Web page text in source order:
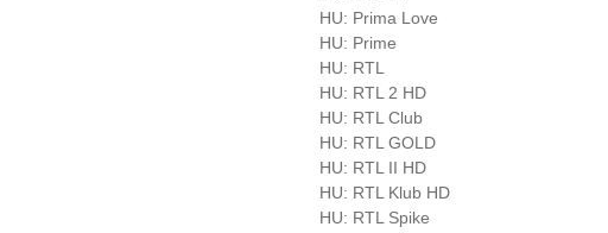
HU: Prima Love
HU: Prime
HU: RTL
HU: RTL 2 HD
HU: RTL Club
HU: RTL GOLD
HU: RTL II HD
HU: RTL Klub HD
HU: RTL Spike